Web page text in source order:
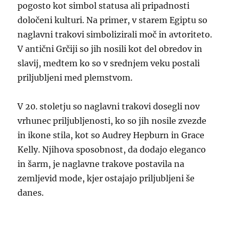
pogosto kot simbol statusa ali pripadnosti
določeni kulturi. Na primer, v starem Egiptu so
naglavni trakovi simbolizirali moč in avtoriteto.
V antični Grčiji so jih nosili kot del obredov in
slavij, medtem ko so v srednjem veku postali
priljubljeni med plemstvom.
V 20. stoletju so naglavni trakovi dosegli nov
vrhunec priljubljenosti, ko so jih nosile zvezde
in ikone stila, kot so Audrey Hepburn in Grace
Kelly. Njihova sposobnost, da dodajo eleganco
in šarm, je naglavne trakove postavila na
zemljevid mode, kjer ostajajo priljubljeni še
danes.